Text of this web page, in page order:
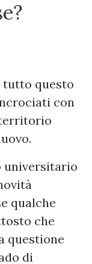
tutto questo
con
territorio
universitario
qualche
che
questione
di